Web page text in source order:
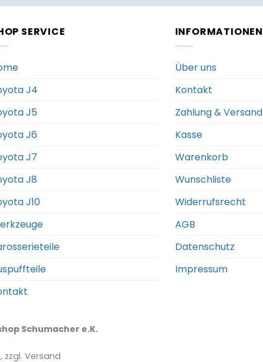
SERVICE
J4
J5
J6
J7
J8
J10
INFORMATIONEN
Über uns
Kontakt
Zahlung & Versand
Kasse
Warenkorb
Wunschliste
Widerrufsrecht
AGB
Datenschutz
Impressum
Schumacher e.K.
zzgl. Versand